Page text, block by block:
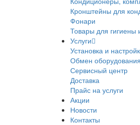
Кронштейны для
Фонари
Товары для гигиены
Услуги
Установка и
Обмен
Сервисный центр
Доставка
Прайс на услуги
Акции
Новости
Контакты